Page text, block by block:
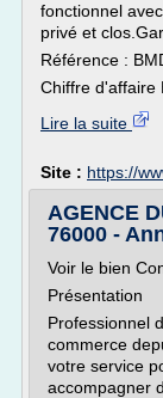
fonctionnel
privé et
Référence :
Chiffre d'affaire
Lire la suite
Site : https://
AGENCE
76000 -
Voir le bien
Présentation
Professionnel
commerce
votre service
accompagner